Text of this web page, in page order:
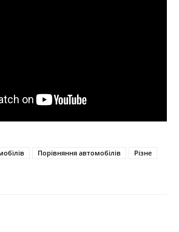
Порівняння автомобілів
Різне